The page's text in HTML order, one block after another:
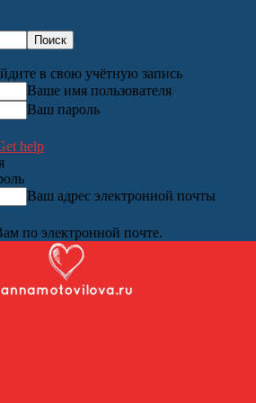
в свою учётную запись
Ваше имя пользователя
Ваш пароль
help
Ваш адрес электронной почты
по электронной почте.